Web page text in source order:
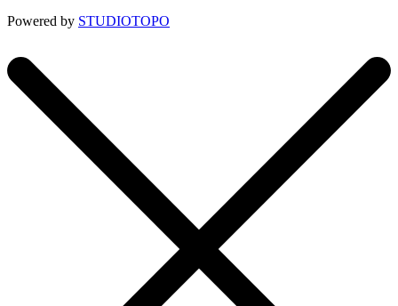
Powered by STUDIOTOPO